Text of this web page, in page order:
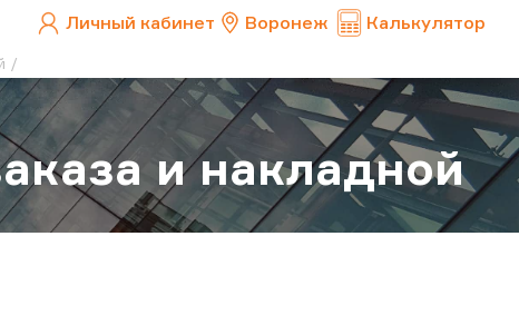
Личный кабинет Воронеж Калькулятор
и накладной